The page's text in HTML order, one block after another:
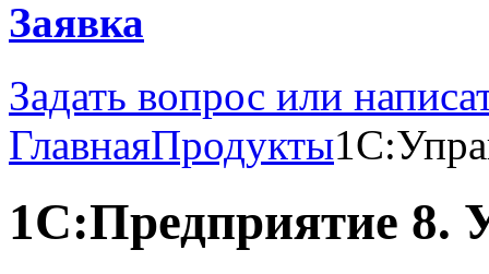
Заявка
Задать вопрос или
ГлавнаяПродукты
1С:Предприятие 8.